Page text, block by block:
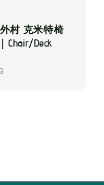
外村 克米特椅
Chair/Deck